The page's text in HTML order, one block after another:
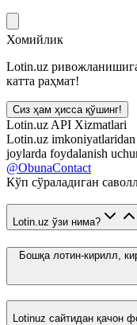
Хомийлик
Lotin.uz
катта раҳмат!
Сиз ҳам ҳисса қўшинг!
Lotin.uz API Xizmatlari
Lotin.uz
joylarda foydalanish
@ObunaContact
Кўп сўраладиган
Lotin.uz ўзи нима?
Бошқа лотин-кирилл,
Lotinuz сайтидан қачон